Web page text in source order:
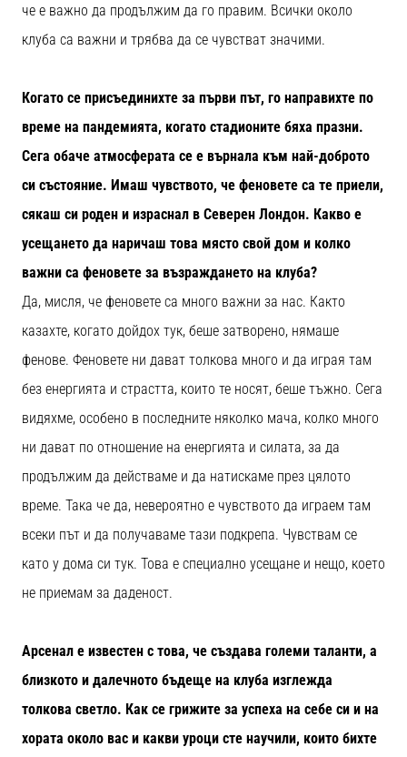
че е важно да продължим да го правим. Всички около
клуба са важни и трябва да се чувстват значими.
Когато се присъединихте за първи път, го направихте по
време на пандемията, когато стадионите бяха празни.
Сега обаче атмосферата се е върнала към най-доброто
си състояние. Имаш чувството, че феновете са те приели,
сякаш си роден и израснал в Северен Лондон. Какво е
усещането да наричаш това място свой дом и колко
важни са феновете за възраждането на клуба?
Да, мисля, че феновете са много важни за нас. Както
казахте, когато дойдох тук, беше затворено, нямаше
фенове. Феновете ни дават толкова много и да играя там
без енергията и страстта, които те носят, беше тъжно. Сега
видяхме, особено в последните няколко мача, колко много
ни дават по отношение на енергията и силата, за да
продължим да действаме и да натискаме през цялото
време. Така че да, невероятно е чувството да играем там
всеки път и да получаваме тази подкрепа. Чувствам се
като у дома си тук. Това е специално усещане и нещо, което
не приемам за даденост.
Арсенал е известен с това, че създава големи таланти, а
близкото и далечното бъдеще на клуба изглежда
толкова светло. Как се грижите за успеха на себе си и на
хората около вас и какви уроци сте научили, които бихте